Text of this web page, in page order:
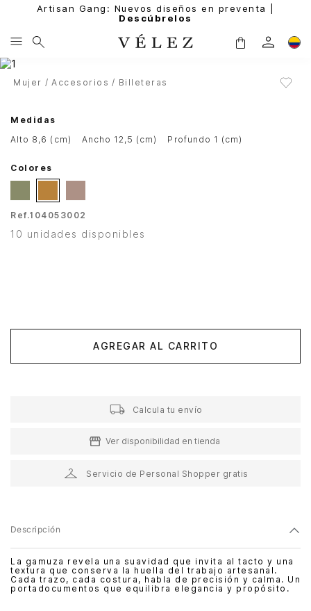
Artisan Gang: Nuevos diseños en preventa |
Descúbrelos
Mujer Accesorios Billeteras
Medidas
alto 8,6 (cm)
ancho 12,5 (cm) profundo 1 (cm)
Colores
Ref.104053002
10 unidades disponibles
AGREGAR AL CARRITO
Calcula tu envío
Ver disponibilidad en tienda
Servicio de Personal Shopper gratis
Descripción
La gamuza revela una suavidad que invita al tacto y una
textura que conserva la huella del trabajo artesanal.
Cada trazo, cada costura, habla de precisión y calma. Un
portadocumentos que equilibra elegancia y propósito.